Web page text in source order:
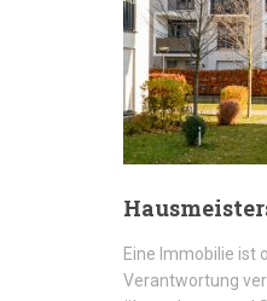
Eine Immobilie ist
Verantwortung